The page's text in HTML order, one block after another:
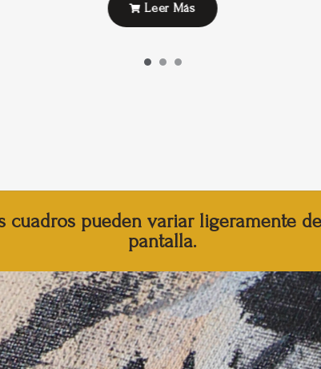
Leer Más
cuadros pueden variar ligeramente
pantalla.